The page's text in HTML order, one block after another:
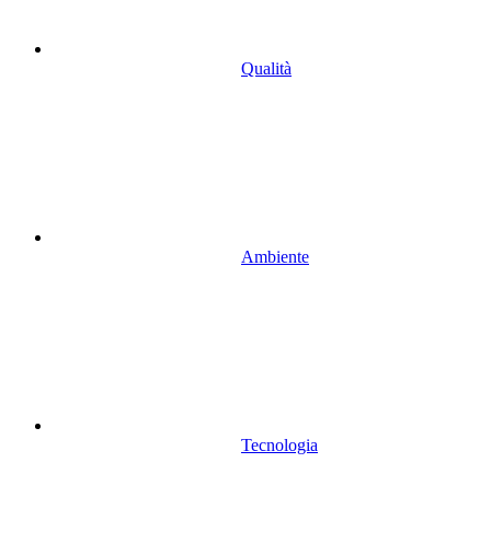
Qualità
Ambiente
Tecnologia